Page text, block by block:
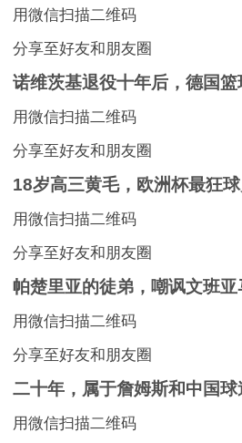
用微信扫描二维码
分享至好友和朋友圈
诺维茨基退役十年后，德国
用微信扫描二维码
分享至好友和朋友圈
18岁高三黄毛，欧洲杯最狂
用微信扫描二维码
分享至好友和朋友圈
帕楚里亚的徒弟，嘲讽文班亚
用微信扫描二维码
分享至好友和朋友圈
二十年，属于詹姆斯和中国
用微信扫描二维码